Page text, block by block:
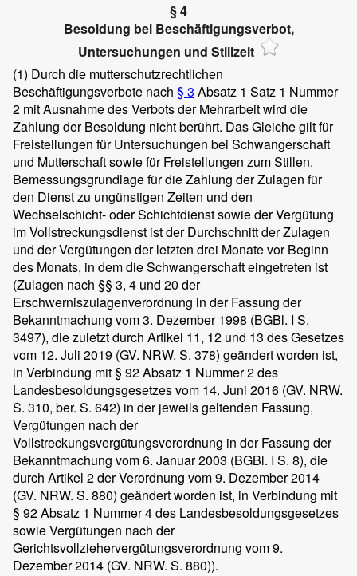
§ 4
Besoldung bei Beschäftigungsverbot,
Untersuchungen und Stillzeit
(1) Durch die mutterschutzrechtlichen
Beschäftigungsverbote nach § 3 Absatz 1 Satz 1 Nummer
2 mit Ausnahme des Verbots der Mehrarbeit wird die
Zahlung der Besoldung nicht berührt. Das Gleiche gilt für
Freistellungen für Untersuchungen bei Schwangerschaft
und Mutterschaft sowie für Freistellungen zum Stillen.
Bemessungsgrundlage für die Zahlung der Zulagen für
den Dienst zu ungünstigen Zeiten und den
Wechselschicht- oder Schichtdienst sowie der Vergütung
im Vollstreckungsdienst ist der Durchschnitt der Zulagen
und der Vergütungen der letzten drei Monate vor Beginn
des Monats, in dem die Schwangerschaft eingetreten ist
(Zulagen nach §§ 3, 4 und 20 der
Erschwerniszulagenverordnung in der Fassung der
Bekanntmachung vom 3. Dezember 1998 (BGBl. I S.
3497), die zuletzt durch Artikel 11, 12 und 13 des Gesetzes
vom 12. Juli 2019 (GV. NRW. S. 378) geändert worden ist,
in Verbindung mit § 92 Absatz 1 Nummer 2 des
Landesbesoldungsgesetzes vom 14. Juni 2016 (GV. NRW.
S. 310, ber. S. 642) in der jeweils geltenden Fassung,
Vergütungen nach der
Vollstreckungsvergütungsverordnung in der Fassung der
Bekanntmachung vom 6. Januar 2003 (BGBl. I S. 8), die
durch Artikel 2 der Verordnung vom 9. Dezember 2014
(GV. NRW. S. 880) geändert worden ist, in Verbindung mit
§ 92 Absatz 1 Nummer 4 des Landesbesoldungsgesetzes
sowie Vergütungen nach der
Gerichtsvollziehervergütungsverordnung vom 9.
Dezember 2014 (GV. NRW. S. 880)).